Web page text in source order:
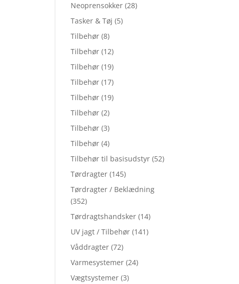
Neoprensokker (28)
Tasker & Tøj (5)
Tilbehør (8)
Tilbehør (12)
Tilbehør (19)
Tilbehør (17)
Tilbehør (19)
Tilbehør (2)
Tilbehør (3)
Tilbehør (4)
Tilbehør til basisudstyr (52)
Tørdragter (145)
Tørdragter / Beklædning
(352)
Tørdragtshandsker (14)
UV jagt / Tilbehør (141)
Våddragter (72)
Varmesystemer (24)
Vægtsystemer (3)